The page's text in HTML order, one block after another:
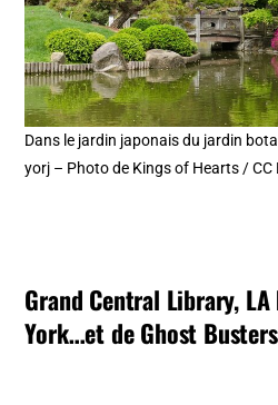
Dans le jardin japonais du jardin
yorj – Photo de Kings of Hearts / CC
Grand Central Library,
York…et de Ghost Busters